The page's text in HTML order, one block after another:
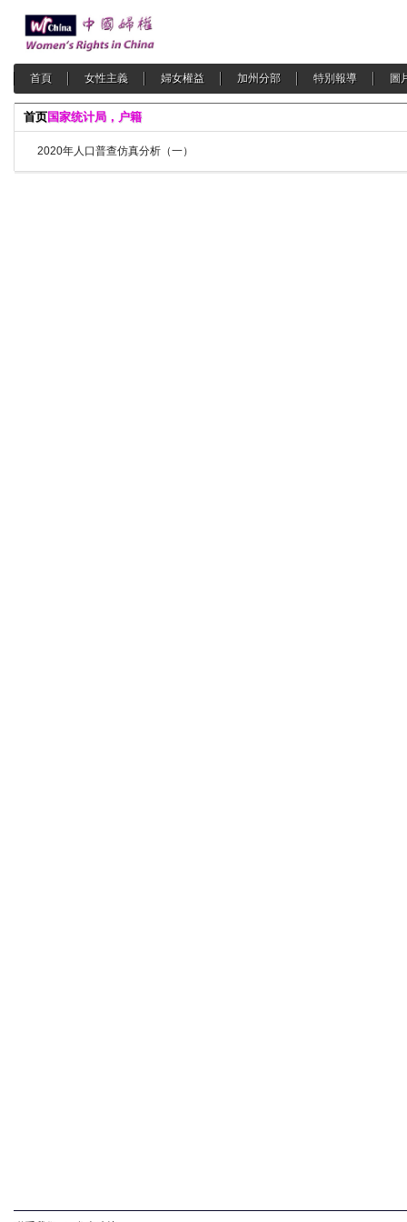
首頁 女性主義 婦女權益 加州分部 特別報導 圖
首页国家统计局，户籍
2020年人口普查仿真分析（一）